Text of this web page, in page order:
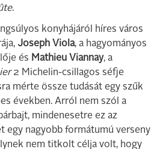
.
konyhájáról híres város
Joseph Viola, a hagyományos
és Mathieu Viannay, a
2 Michelin-csillagos séfje
mérte össze tudását egy szűk
években. Arról nem szól a
mindenesetre ez az
egy nagyobb formátumú verseny
nem titkolt célja volt, hogy